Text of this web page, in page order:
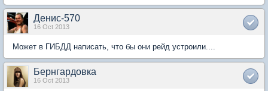
Денис-570
16 Oct 2013
Может в ГИБДД написать, что бы они рейд устроили....
Бернгардовка
16 Oct 2013